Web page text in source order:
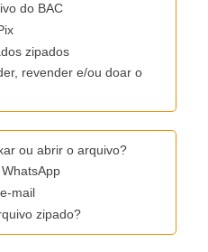
do BAC
zipados
revender e/ou doar o
ou abrir o arquivo?
mail
zipado?